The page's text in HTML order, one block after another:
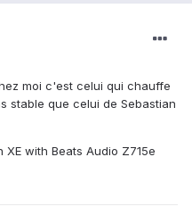
moi c'est celui qui chauffe
stable que celui de Sebastian
with Beats Audio Z715e